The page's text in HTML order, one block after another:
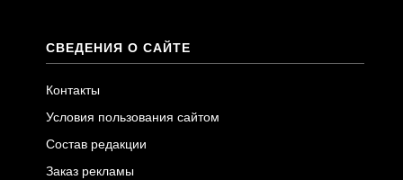
СВЕДЕНИЯ О САЙТЕ
Контакты
Условия пользования сайтом
Состав редакции
Заказ рекламы